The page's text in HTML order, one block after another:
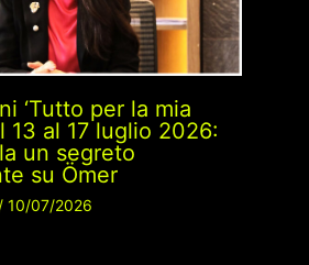
‘Tutto per la mia
13 al 17 luglio 2026:
un segreto
su Ömer
10/07/2026